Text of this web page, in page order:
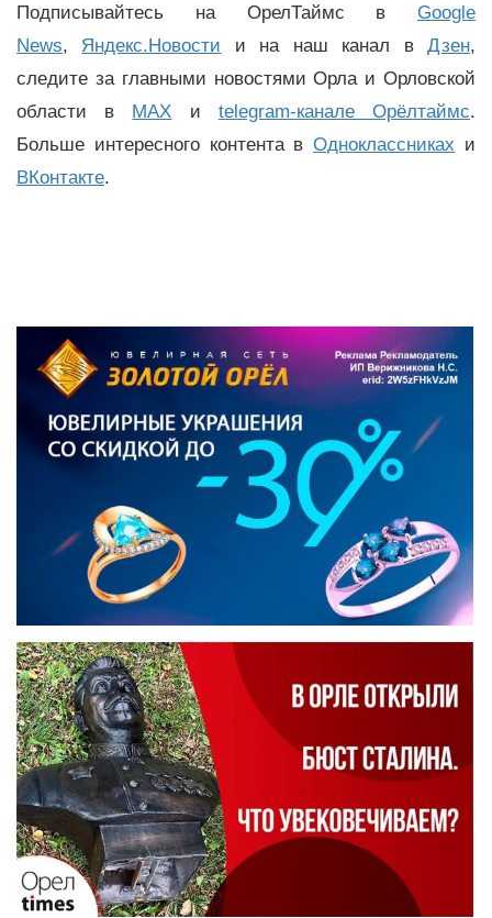
Подписывайтесь на ОрелТаймс в Google
News, Яндекс.Новости и на наш канал вДзен,
следите за главными новостями Орла и Орловской
области в MAX и telegram-канале Орёлтаймс.
Больше интересного контента вОдноклассниках и
ВКонтакте.